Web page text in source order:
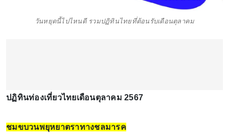
วันหยุดนี้ไปไหนดี รวมปฏิทินไทยที่ต้อนรับเดือนตุลาคม
ปฏิทินท่องเที่ยวไทยเดือนตุลาคม 2567
ชมขบวนพยุหยาตราทางชลมารค